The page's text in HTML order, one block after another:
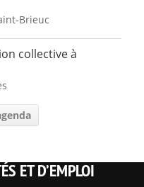
Brieuc
collective à
ET D’EMPLOI